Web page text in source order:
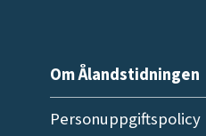
Om Ålandstidningen
Personuppgiftspolicy